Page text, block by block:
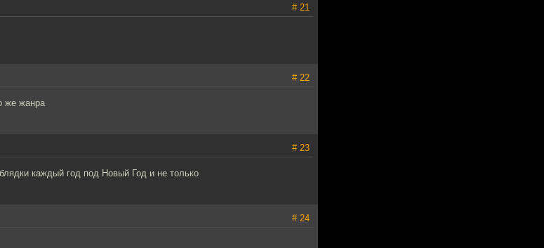
# 21
# 22
же жанра
# 23
каждый год под Новый Год и не только
# 24